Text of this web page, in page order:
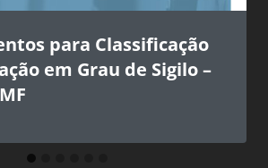
para Classificação
em Grau de Sigilo –